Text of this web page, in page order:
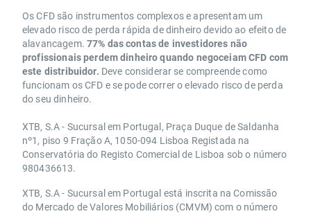
Os CFD são instrumentos complexos e apresentam um
elevado risco de perda rápida de dinheiro devido ao efeito de
alavancagem. 77% das contas de investidores não
profissionais perdem dinheiro quando negoceiam CFD com
este distribuidor. Deve considerar se compreende como
funcionam os CFD e se pode correr o elevado risco de perda
do seu dinheiro.
XTB, S.A - Sucursal em Portugal, Praça Duque de Saldanha
nº1, piso 9 Fração A, 1050-094 Lisboa Registada na
Conservatória do Registo Comercial de Lisboa sob o número
980436613.
XTB, S.A - Sucursal em Portugal está inscrita na Comissão
do Mercado de Valores Mobiliários (CMVM) com o número